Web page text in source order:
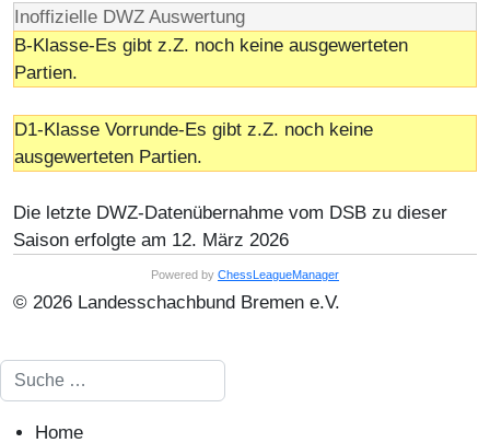
Inoffizielle DWZ Auswertung
B-Klasse-Es gibt z.Z. noch keine ausgewerteten
Partien.
D1-Klasse Vorrunde-Es gibt z.Z. noch keine
ausgewerteten Partien.
Die letzte DWZ-Datenübernahme vom DSB zu dieser
Saison erfolgte am 12. März 2026
Powered by ChessLeagueManager
© 2026 Landesschachbund Bremen e.V.
Suchen
Home